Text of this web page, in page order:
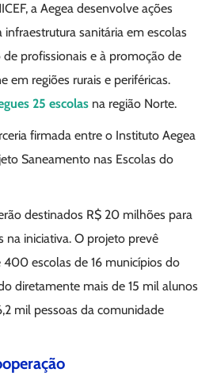
a Aegea desenvolve ações
sanitária em escolas
de profissionais e à promoção de
em regiões rurais e periféricas.
25 escolas na região Norte.
firmada entre o Instituto Aegea
Saneamento nas Escolas do
destinados R$ 20 milhões para
na iniciativa. O projeto prevê
400 escolas de 16 municípios do
diretamente mais de 15 mil alunos
mil pessoas da comunidade